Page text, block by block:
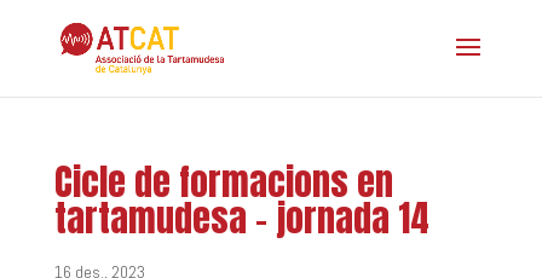
Cicle de formacions en
tartamudesa – jornada 14
16 des., 2023